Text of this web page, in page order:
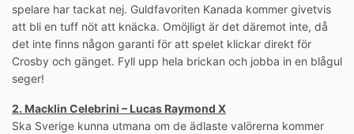
spelare har tackat nej. Guldfavoriten Kanada kommer givetvis
att bli en tuff nöt att knäcka. Omöjligt är det däremot inte, då
det inte finns någon garanti för att spelet klickar direkt för
Crosby och gänget. Fyll upp hela brickan och jobba in en blågul
seger!
2. Macklin Celebrini – Lucas Raymond X
Ska Sverige kunna utmana om de ädlaste valörerna kommer